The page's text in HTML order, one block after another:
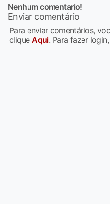
Nenhum comentario!
Enviar comentário
Para enviar comentários,
cliqueAqui. Para fazer